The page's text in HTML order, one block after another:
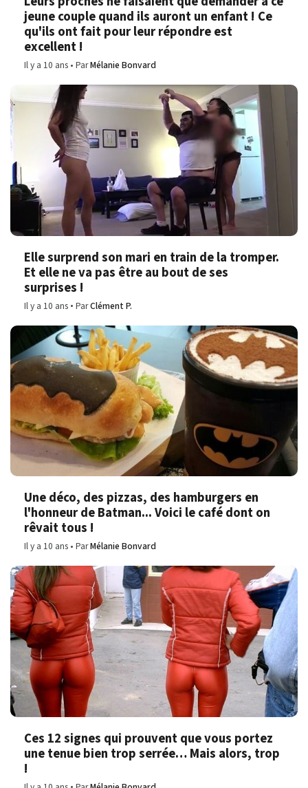
jeune couple quand ils auront un enfant ! Ce
qu'ils ont fait pour leur répondre est
excellent !
Il y a 10 ans ParMélanie Bonvard
Elle surprend son mari en train de la tromper.
Et elle ne va pas être au bout de ses
surprises !
Il y a 10 ans ParClément P.
Une déco, des pizzas, des hamburgers en
l'honneur de Batman... Voici le café dont on
rêvait tous !
Il y a 10 ans ParMélanie Bonvard
Ces 12 signes qui prouvent que vous portez
une tenue bien trop serrée… Mais alors, trop
!